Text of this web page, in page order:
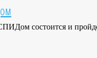
состоится и